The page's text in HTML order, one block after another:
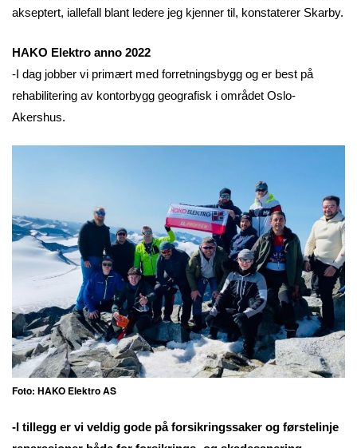
akseptert, iallefall blant ledere jeg kjenner til, konstaterer Skarby.
HAKO Elektro anno 2022
-I dag jobber vi primært med forretningsbygg og er best på
rehabilitering av kontorbygg geografisk i området Oslo-
Akershus.
Foto: HAKO Elektro AS
-I tillegg er vi veldig gode på forsikringssaker og førstelinje